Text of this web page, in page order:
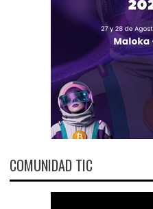
COMUNIDAD TIC